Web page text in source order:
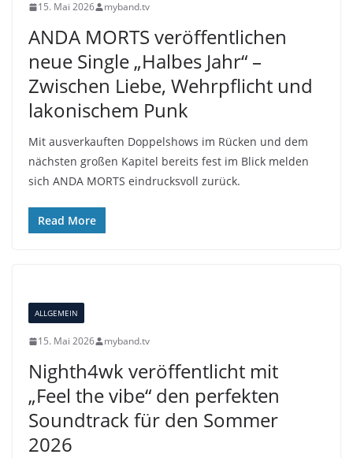
15. Mai 2026 myband.tv
ANDA MORTS veröffentlichen
neue Single „Halbes Jahr“ –
Zwischen Liebe, Wehrpflicht und
lakonischem Punk
Mit ausverkauften Doppelshows im Rücken und dem
nächsten großen Kapitel bereits fest im Blick melden
sich ANDA MORTS eindrucksvoll zurück.
Read More
ALLGEMEIN
15. Mai 2026 myband.tv
Nighth4wk veröffentlicht mit
„Feel the vibe“ den perfekten
Soundtrack für den Sommer
2026